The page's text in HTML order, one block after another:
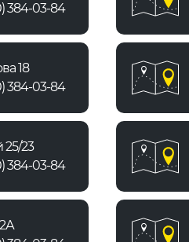
384-03-84
18
384-03-84
23
384-03-84